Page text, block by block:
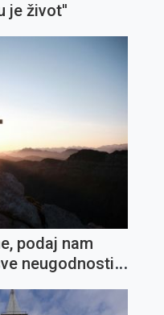
je život''
podaj nam
neugodnosti i